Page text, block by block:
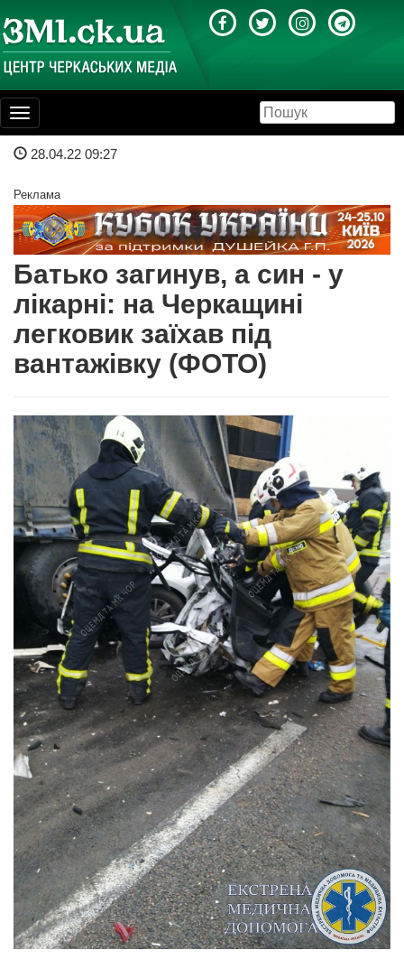
Toggle
navigation
28.04.22 09:27
Реклама
Батько загинув, а син - у
лікарні: на Черкащині
легковик заїхав під
вантажівку (ФОТО)